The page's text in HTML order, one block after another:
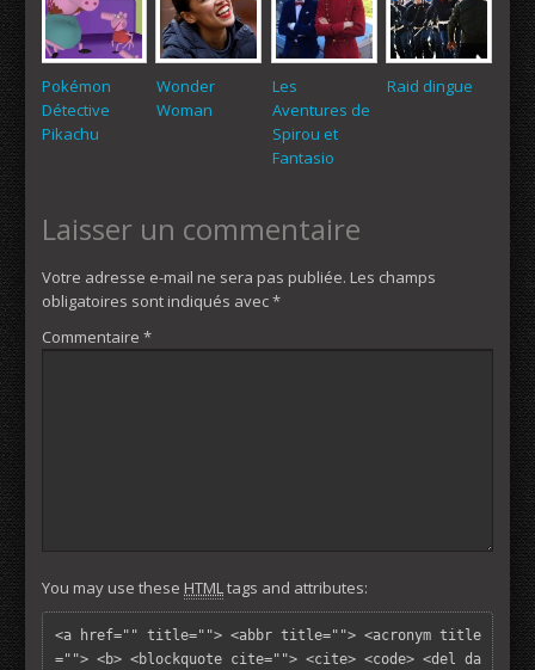
Pokémon
Détective
Pikachu
Wonder
Woman
Les
Aventures de
Spirou et
Fantasio
Raid dingue
Laisser un commentaire
Votre adresse e-mail ne sera pas publiée. Les champs
obligatoires sont indiqués avec*
Commentaire *
You may use these HTMLtags and attributes:
<a href="" title=""> <abbr title=""> <acronym title
=""> <b> <blockquote cite=""> <cite> <code> <del da